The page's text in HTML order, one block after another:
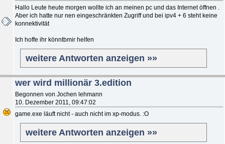
Hallo Leute heute morgen wollte ich an meinen pc und das Internet öffnen .
Aber ich hatte nur nen eingeschränkten Zugriff und bei ipv4 + 6 steht keine
konnektivität
Ich hoffe ihr könntbmir helfen
weitere Antworten anzeigen »»
wer wird millionär 3.edition
Begonnen von Jochen lehmann
10. Dezember 2011, 09:47:02
game.exe läuft nicht - auch nicht im xp-modus. :O
weitere Antworten anzeigen »»